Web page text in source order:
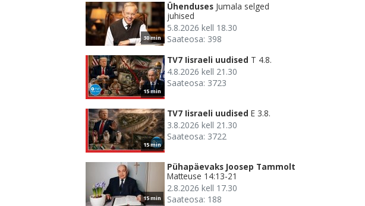
30 min
Ühenduses Jumala selged
juhised
5.8.2026 kell 18.30
Saateosa: 398
15 min
TV7 Iisraeli uudised T 4.8.
4.8.2026 kell 21.30
Saateosa: 3723
15 min
TV7 Iisraeli uudised E 3.8.
3.8.2026 kell 21.30
Saateosa: 3722
15 min
Pühapäevaks Joosep Tammolt
Matteuse 14:13-21
2.8.2026 kell 17.30
Saateosa: 188